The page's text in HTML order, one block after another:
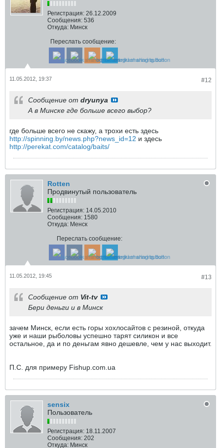
Регистрация: 26.12.2009
Сообщения: 536
Откуда: Минск
Переслать сообщение:
#12
11.05.2012, 19:37
Сообщение от dryunya
А в Минске где больше всего выбор?
где больше всего не скажу, а трохи есть здесь
http://spinning.by/news.php?news_id=12 и здесь
http://perekat.com/catalog/baits/
Rotten
Продвинутый пользователь
Регистрация: 14.05.2010
Сообщения: 1580
Откуда: Менск
Переслать сообщение:
#13
11.05.2012, 19:45
Сообщение от Vit-tv
Бери деньги и в Минск
зачем Минск, если есть горы хохлосайтов с резиной, откуда
уже и наши рыболовы успешно тарят силикон и все
остальное, да и по деньгам явно дешевле, чем у нас выходит.
П.С. для примеру Fishup.com.ua
sensix
Пользователь
Регистрация: 18.11.2007
Сообщения: 202
Откуда: Минск